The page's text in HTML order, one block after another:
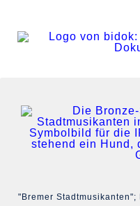
"Bremer Stadtmusikanten";